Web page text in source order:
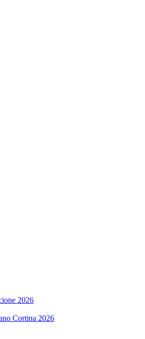
2026
Cortina 2026